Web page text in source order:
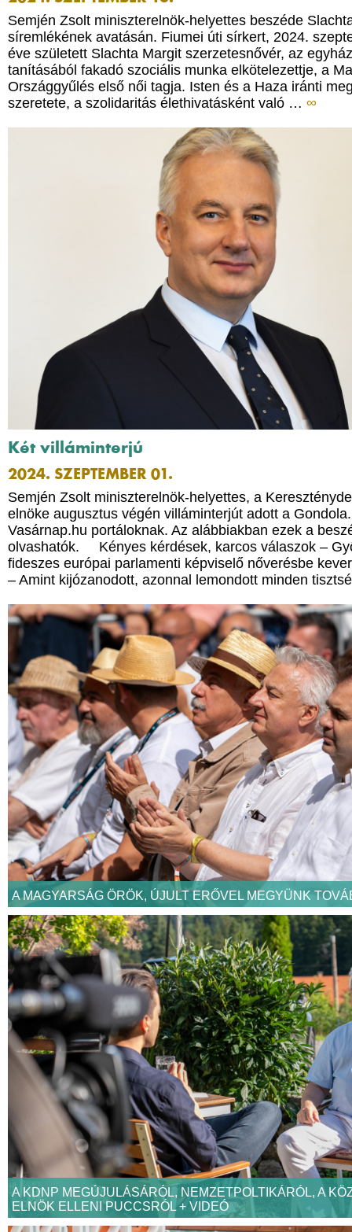
Semjén Zsolt miniszterelnök-helyettes beszéde
síremlékének avatásán. Fiumei úti sírkert, 2024.
éve született Slachta Margit szerzetesnővér, az
tanításából fakadó szociális munka elkötelezettje, a
Országgyűlés első női tagja. Isten és a Haza iránti
szeretete, a szolidaritás élethivatásként való … ∞
Két villáminterjú
2024. SZEPTEMBER 01.
Semjén Zsolt miniszterelnök-helyettes, a
elnöke augusztus végén villáminterjút adott a
Vasárnap.hu portáloknak. Az alábbiakban ezek a
olvashatók. Kényes kérdések, karcos válaszok –
fideszes európai parlamenti képviselő nőverésbe
– Amint kijózanodott, azonnal lemondott minden
A MAGYARSÁG ÖRÖK, ÚJULT ERŐVEL MEGYÜNK
A KDNP MEGÚJULÁSÁRÓL, NEMZETPOLTIKÁRÓL, A
ELNÖK ELLENI PUCCSRÓL + VIDEÓ